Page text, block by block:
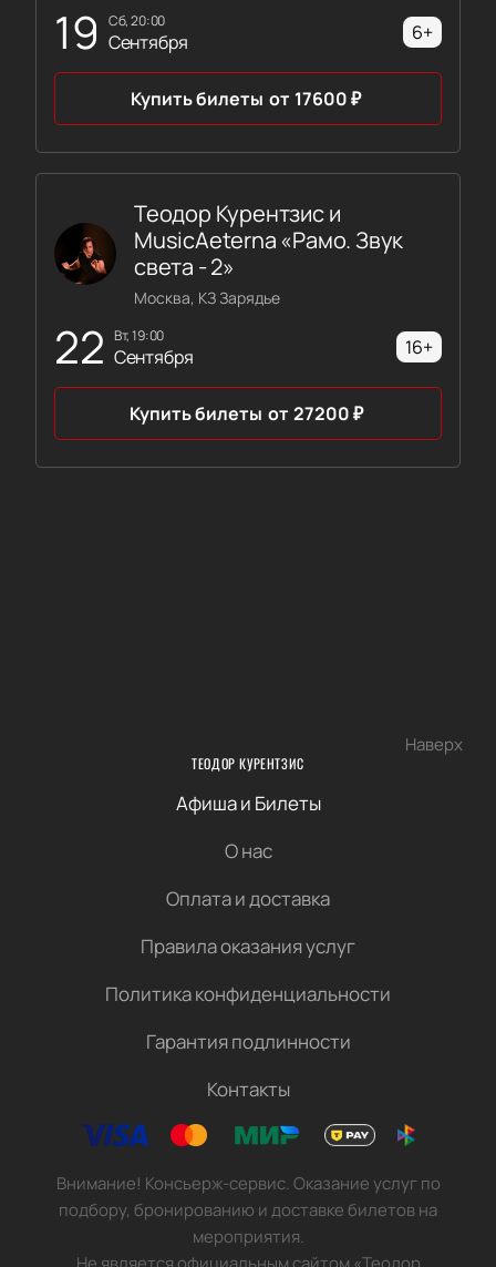
19 сб, 20:00
Сентября 6+
Купить билеты от 17600₽
22 вт, 19:00
Сентября
Теодор Курентзис и
MusicAeterna «Рамо. Звук
света - 2»
Москва, КЗ Зарядье
16+
Купить билеты от 27200₽
Наверх
ТЕОДОР КУРЕНТЗИС
Афиша и Билеты
О нас
Оплата и доставка
Правила оказания услуг
Политика конфиденциальности
Гарантия подлинности
Контакты
Внимание! Консьерж-сервис. Оказание услуг по
подбору, бронированию и доставке билетов на
мероприятия.